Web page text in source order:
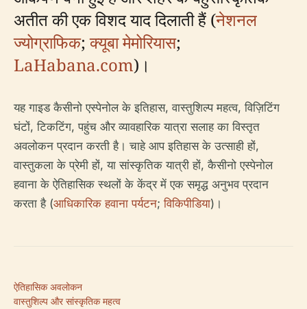
अतीत की एक विशद याद दिलाती हैं (नेशनल
ज्योग्राफिक;क्यूबा मेमोरियास;
LaHabana.com)।
यह गाइड कैसीनो एस्पेनोल के इतिहास, वास्तुशिल्प महत्व, विज़िटिंग
घंटों, टिकटिंग, पहुंच और व्यावहारिक यात्रा सलाह का विस्तृत
अवलोकन प्रदान करती है। चाहे आप इतिहास के उत्साही हों,
वास्तुकला के प्रेमी हों, या सांस्कृतिक यात्री हों, कैसीनो एस्पेनोल
हवाना के ऐतिहासिक स्थलों के केंद्र में एक समृद्ध अनुभव प्रदान
करता है (आधिकारिक हवाना पर्यटन;विकिपीडिया)।
ऐतिहासिक अवलोकन
वास्तुशिल्प और सांस्कृतिक महत्व